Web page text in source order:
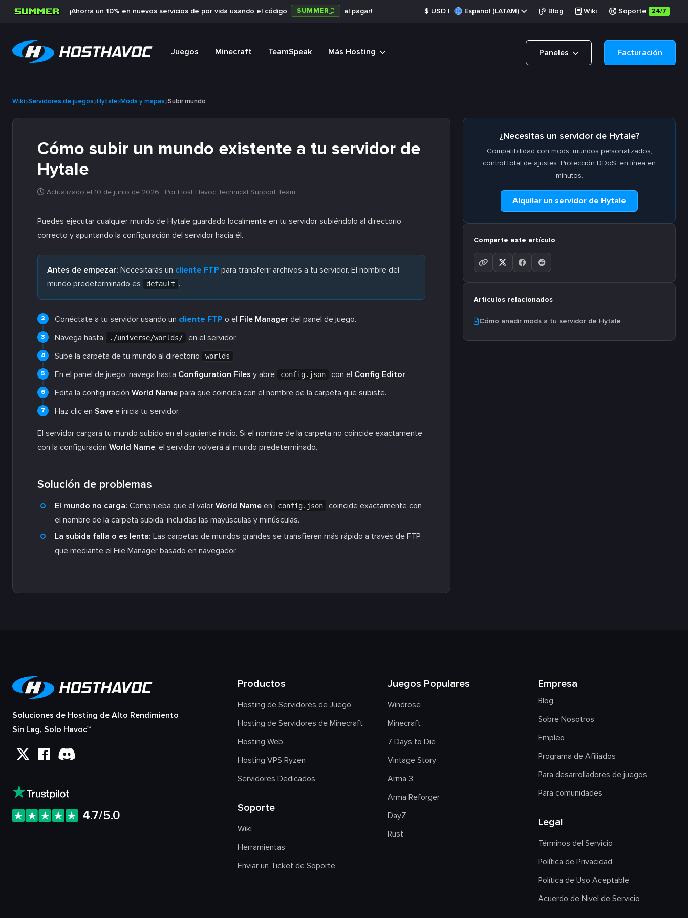
¡Ahorra un 10% en nuevos servicios de por vida usando el código SUMMER al pagar! $ USD | Español (LATAM) Blog Wiki Soporte 24/7
Juegos Minecraft TeamSpeak Más Hosting Paneles Facturación
Wiki Servidores de juegos Hytale Mods y mapas Subir mundo
Cómo subir un mundo existente a tu servidor de
Hytale
Actualizado el 10 de junio de 2026 · Por Host Havoc Technical Support Team
Puedes ejecutar cualquier mundo de Hytale guardado localmente en tu servidor subiéndolo al directorio
correcto y apuntando la configuración del servidor hacia él.
Antes de empezar: Necesitarás un cliente FTP para transferir archivos a tu servidor. El nombre del
mundo predeterminado es
default .
Conéctate a tu servidor usando un cliente FTP o el File Manager del panel de juego.
Navega hasta
./universe/worlds/
en el servidor.
Sube la carpeta de tu mundo al directorio
worlds .
En el panel de juego, navega hasta Configuration Files y abre config.json con el Config Editor.
Edita la configuración World Name para que coincida con el nombre de la carpeta que subiste.
Haz clic en Save e inicia tu servidor.
El servidor cargará tu mundo subido en el siguiente inicio. Si el nombre de la carpeta no coincide exactamente
con la configuración World Name, el servidor volverá al mundo predeterminado.
Solución de problemas
El mundo no carga: Comprueba que el valor World Name en config.json
coincide exactamente con
el nombre de la carpeta subida, incluidas las mayúsculas y minúsculas.
La subida falla o es lenta: Las carpetas de mundos grandes se transfieren más rápido a través de FTP
que mediante el File Manager basado en navegador.
¿Necesitas un servidor de Hytale?
Compatibilidad con mods, mundos personalizados,
control total de ajustes. Protección DDoS, en línea en
minutos.
Alquilar un servidor de Hytale
Comparte este artículo
Artículos relacionados
Cómo añadir mods a tu servidor de Hytale
Soluciones de Hosting de Alto Rendimiento
Sin Lag, Solo Havoc™
4.7/5.0
Productos
Hosting de Servidores de Juego
Hosting de Servidores de Minecraft
Hosting Web
Hosting VPS Ryzen
Servidores Dedicados
Soporte
Wiki
Herramientas
Enviar un Ticket de Soporte
Juegos Populares
Windrose
Minecraft
7 Days to Die
Vintage Story
Arma 3
Arma Reforger
DayZ
Rust
Empresa
Blog
Sobre Nosotros
Empleo
Programa de Afiliados
Para desarrolladores de juegos
Para comunidades
Legal
Términos del Servicio
Política de Privacidad
Política de Uso Aceptable
Acuerdo de Nivel de Servicio